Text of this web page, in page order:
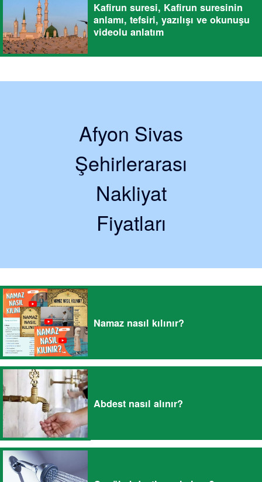
Kafirun suresi, Kafirun suresinin
anlamı, tefsiri, yazılışı ve okunuşu
videolu anlatım
Afyon Sivas
Şehirlerarası
Nakliyat
Fiyatları
Namaz nasıl kılınır?
Abdest nasıl alınır?